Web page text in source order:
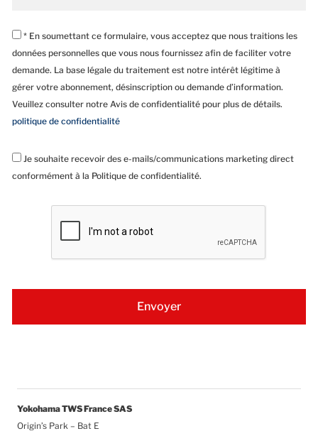
* En soumettant ce formulaire, vous acceptez que nous traitions les
données personnelles que vous nous fournissez afin de faciliter votre
demande. La base légale du traitement est notre intérêt légitime à
gérer votre abonnement, désinscription ou demande d’information.
Veuillez consulter notre Avis de confidentialité pour plus de détails.
politique de confidentialité
Je souhaite recevoir des e-mails/communications marketing direct
conformément à la Politique de confidentialité.
Yokohama TWS France SAS
Origin’s Park – Bat E